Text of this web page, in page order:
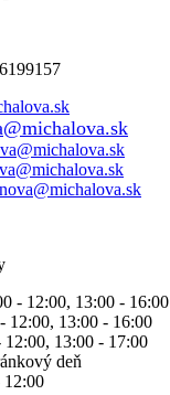
- 12:00, 13:00 - 16:00
12:00, 13:00 - 16:00
12:00, 13:00 - 17:00
deň
12:00